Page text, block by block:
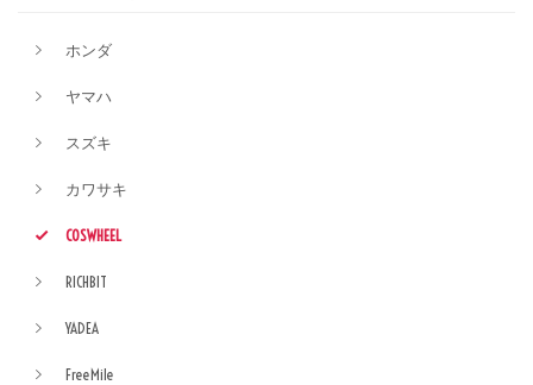
ホンダ
ヤマハ
スズキ
カワサキ
COSWHEEL
RICHBIT
YADEA
FreeMile